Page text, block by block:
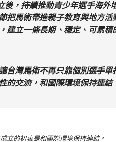
後，持續推動青少年選手海外
把馬術帶進親子教育與地方
建立一條長期、穩定、可累積
台灣馬術不再只靠個別選手
的交流，和國際環境保持連結
立的初衷是和國際環境保持連結。